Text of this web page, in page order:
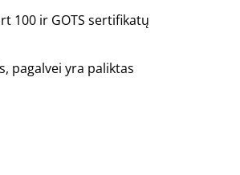
100 ir GOTS sertifikatų
pagalvei yra paliktas